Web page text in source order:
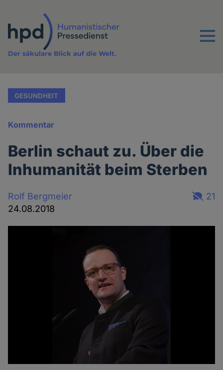
Inhalt
Menu
Der säkulare Blick auf die Welt.
GESUNDHEIT
Kommentar
Berlin schaut zu. Über die
Inhumanität beim Sterben
Rolf Bergmeier
24.08.2018
21